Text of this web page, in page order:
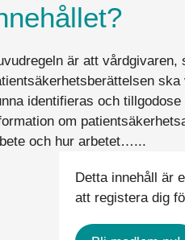
är att
identifieras och
om
och hur arbetet…...
Detta innehåll är
att registera dig